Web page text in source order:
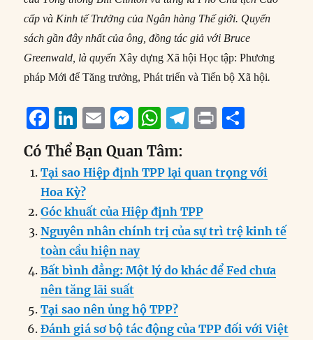
cấp và Kinh tế Trưởng của Ngân hàng Thế giới. Quyển
sách gần đây nhất của ông, đồng tác giả với Bruce
Greenwald, là quyển Xây dựng Xã hội Học tập: Phương
pháp Mới để Tăng trưởng, Phát triển và Tiến bộ Xã hội.
F
a
c
e
b
o
o
k
Li
n
k
e
d
I
n
E
m
ai
l
M
ss
e
n
g
er
W
h
at
s
A
p
T
g
r
a
P
n
t
re
Có Thể Bạn Quan Tâm:
Tại sao Hiệp định TPP lại quan trọng với
Hoa Kỳ?
Góc khuất của Hiệp định TPP
Nguyên nhân chính trị của sự trì trệ kinh tế
toàn cầu hiện nay
Bất bình đẳng: Một lý do khác để Fed chưa
nên tăng lãi suất
Tại sao nên ủng hộ TPP?
Đánh giá sơ bộ tác động của TPP đối với Việt